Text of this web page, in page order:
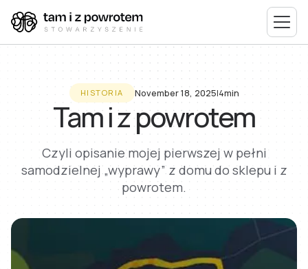
HISTORIA November 18, 2025I4min
Tam i z powrotem
Czyli opisanie mojej pierwszej w pełni
samodzielnej „wyprawy” z domu do sklepu i z
powrotem.